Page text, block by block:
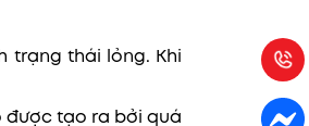
trạng thái lỏng. Khi
được tạo ra bởi quá